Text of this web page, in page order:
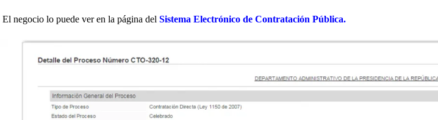
El negocio lo puede ver en la página del Sistema Electrónico de Contratación Pública.